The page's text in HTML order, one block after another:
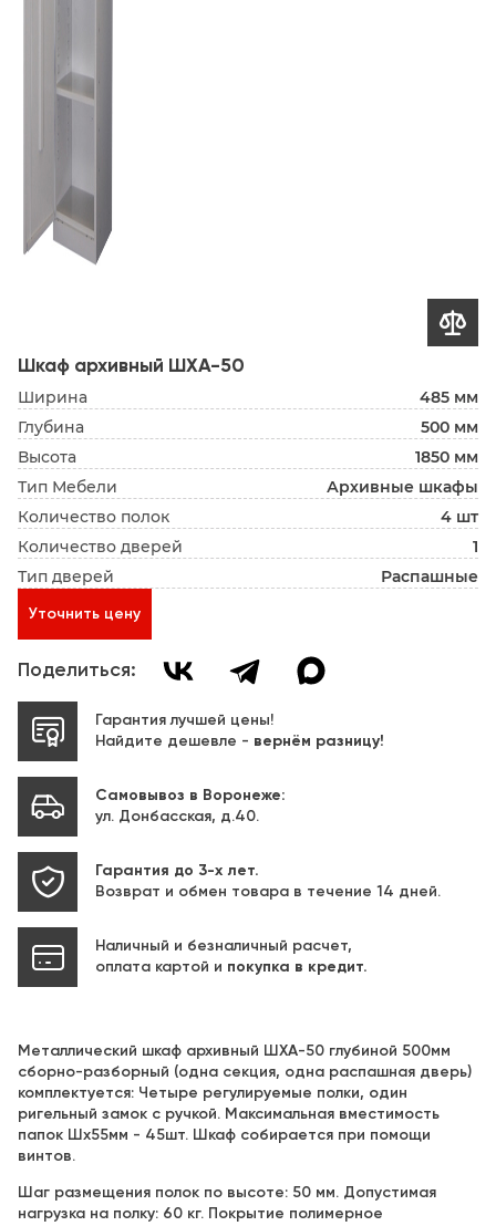

Шкаф архивный ШХА-50
Ширина
485 мм
Глубина
500 мм
Высота
1850 мм
Тип Мебели
Архивные шкафы
Количество полок
4 шт
Количество дверей
1
Тип дверей
Распашные
Уточнить цену
Поделиться:
Гарантия лучшей цены!
Найдите дешевле - вернём разницу!
Самовывоз в Воронеже:
ул. Донбасская, д.40.
Гарантия до 3-х лет.
Возврат и обмен товара в течение 14 дней.
Наличный и безналичный расчет,
оплата картой и покупка в кредит.
Металлический шкаф архивный ШХА-50 глубиной 500мм
сборно-разборный (одна секция, одна распашная дверь)
комплектуется: Четыре регулируемые полки, один
ригельный замок с ручкой. Максимальная вместимость
папок Шх55мм - 45шт. Шкаф собирается при помощи
винтов.
Шаг размещения полок по высоте: 50 мм. Допустимая
нагрузка на полку: 60 кг. Покрытие полимерное